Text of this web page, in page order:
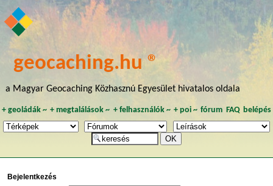
geocaching.hu ®
a Magyar Geocaching Közhasznú Egyesület hivatalos oldala
+ geoládák~ +megtalálások ~ + felhasználók~ + poi~ fórum FAQ belépés
Bejelentkezés